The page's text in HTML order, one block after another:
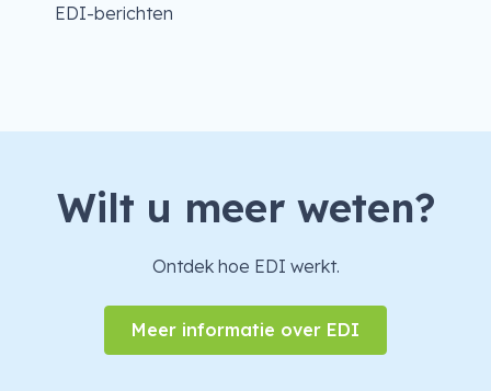
EDI-berichten
Wilt u meer weten?
Ontdek hoe EDI werkt.
Meer informatie over EDI